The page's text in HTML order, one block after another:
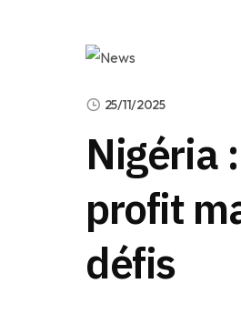
25/11/2025
Nigéria
profit
défis